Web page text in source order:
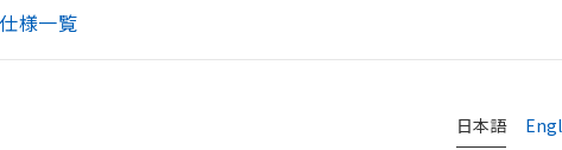
様一覧
日本語